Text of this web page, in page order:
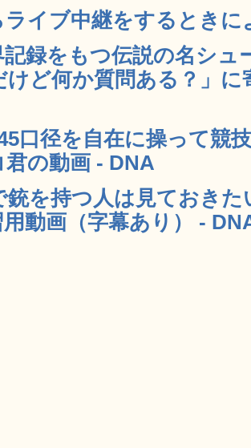
ライブ中継をするとき
録をもつ伝説の名シュ
けど何か質問ある？」
口径を自在に操って競
君の動画 - DNA
銃を持つ人は見ておき
動画（字幕あり） -